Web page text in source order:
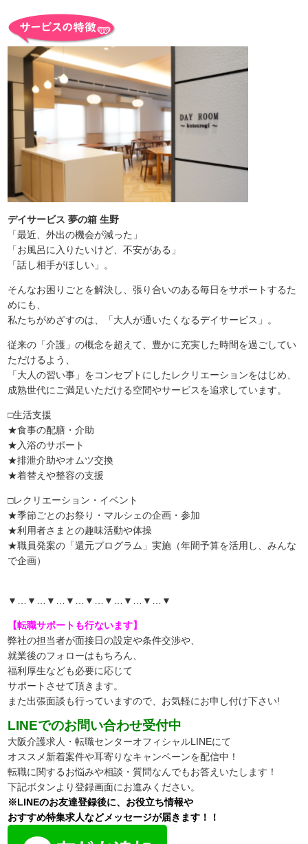
デイサービス 夢の箱 生野
「最近、外出の機会が減った」
「お風呂に入りたいけど、不安がある」
「話し相手がほしい」。
そんなお困りごとを解決し、張り合いのある毎日をサポートするた
めにも、
私たちがめざすのは、「大人が通いたくなるデイサービス」。
従来の「介護」の概念を超えて、豊かに充実した時間を過ごしてい
ただけるよう、
「大人の習い事」をコンセプトにしたレクリエーションをはじめ、
成熟世代にご満足いただける空間やサービスを追求しています。
□生活支援
★食事の配膳・介助
★入浴のサポート
★排泄介助やオムツ交換
★着替えや整容の支援
□レクリエーション・イベント
★季節ごとのお祭り・マルシェの企画・参加
★利用者さまとの趣味活動や体操
★職員発案の「還元プログラム」実施（年間予算を活用し、みんな
で企画）
▼…▼…▼…▼…▼…▼…▼…▼…▼
【転職サポートも行ないます】
弊社の担当者が面接日の設定や条件交渉や、
就業後のフォローはもちろん、
福利厚生なども必要に応じて
サポートさせて頂きます。
また出張面談も行っていますので、 お気軽にお申し付け下さい!
LINEでのお問い合わせ受付中
大阪介護求人・転職センターオフィシャルLINEにて
オススメ新着案件や耳寄りなキャンペーンを配信中！
転職に関するお悩みや相談・質問なんでもお答えいたします！
下記ボタンより登録画面にお進みください。
※LINEのお友達登録後に、お役立ち情報や
おすすめ特集求人などメッセージが届きます！！